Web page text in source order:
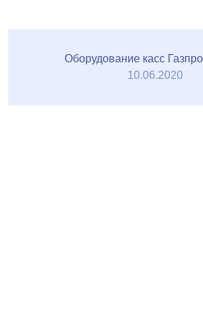
Оборудование касс
10.06.2020